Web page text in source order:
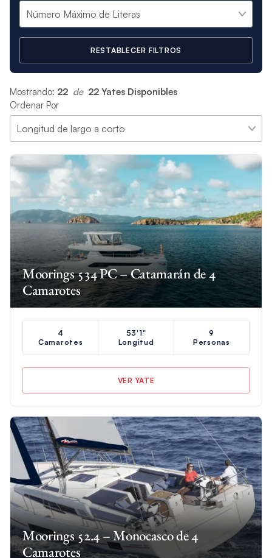
RESTABLECER FILTROS
Mostrando: 22 de 22 Yates Disponibles
Ordenar Por
Moorings 534 PC – Catamarán de 4
Camarotes
4
Camarotes
53'1"
Longitud
9
Personas
VER YATE
Moorings 52.4 – Monocasco de 4
Camarotes